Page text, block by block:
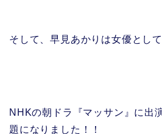
そして、早見あかりは女優として
NHKの朝ドラ『マッサン』に出
題になりました！！